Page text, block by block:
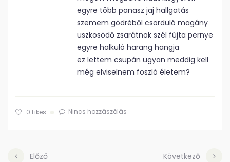
egyre több panasz jaj hallgatás
szemem gödréből csorduló magány
üszkösödő zsarátnok szél fújta pernye
egyre halkuló harang hangja
ez lettem csupán ugyan meddig kell
még elviselnem foszló életem?
0 Likes Nincs hozzászólás
Előző Következő